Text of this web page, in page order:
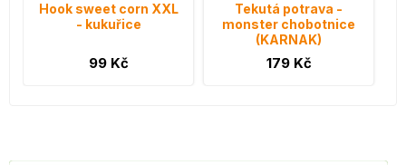
Hook sweet corn XXL
- kukuřice
99 Kč
Tekutá potrava -
monster chobotnice
(KARNAK)
179 Kč